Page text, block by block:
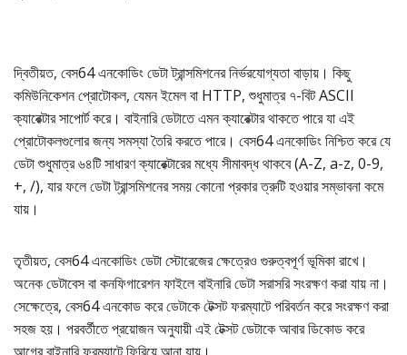
দ্বিতীয়ত, বেস64 এনকোডিং ডেটা ট্রান্সমিশনের নির্ভরযোগ্যতা বাড়ায়। কিছু
কমিউনিকেশন প্রোটোকল, যেমন ইমেল বা HTTP, শুধুমাত্র ৭-বিট ASCII
ক্যারেক্টার সাপোর্ট করে। বাইনারি ডেটাতে এমন ক্যারেক্টার থাকতে পারে যা এই
প্রোটোকলগুলোর জন্য সমস্যা তৈরি করতে পারে। বেস64 এনকোডিং নিশ্চিত করে যে
ডেটা শুধুমাত্র ৬৪টি সাধারণ ক্যারেক্টারের মধ্যে সীমাবদ্ধ থাকবে (A-Z, a-z, 0-9,
+, /), যার ফলে ডেটা ট্রান্সমিশনের সময় কোনো প্রকার ত্রুটি হওয়ার সম্ভাবনা কমে
যায়।
তৃতীয়ত, বেস64 এনকোডিং ডেটা স্টোরেজের ক্ষেত্রেও গুরুত্বপূর্ণ ভূমিকা রাখে।
অনেক ডেটাবেস বা কনফিগারেশন ফাইলে বাইনারি ডেটা সরাসরি সংরক্ষণ করা যায় না।
সেক্ষেত্রে, বেস64 এনকোড করে ডেটাকে টেক্সট ফরম্যাটে পরিবর্তন করে সংরক্ষণ করা
সহজ হয়। পরবর্তীতে প্রয়োজন অনুযায়ী এই টেক্সট ডেটাকে আবার ডিকোড করে